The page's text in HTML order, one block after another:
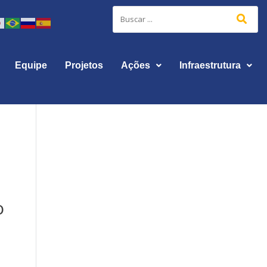
Equipe Projetos Ações Infraestrutura